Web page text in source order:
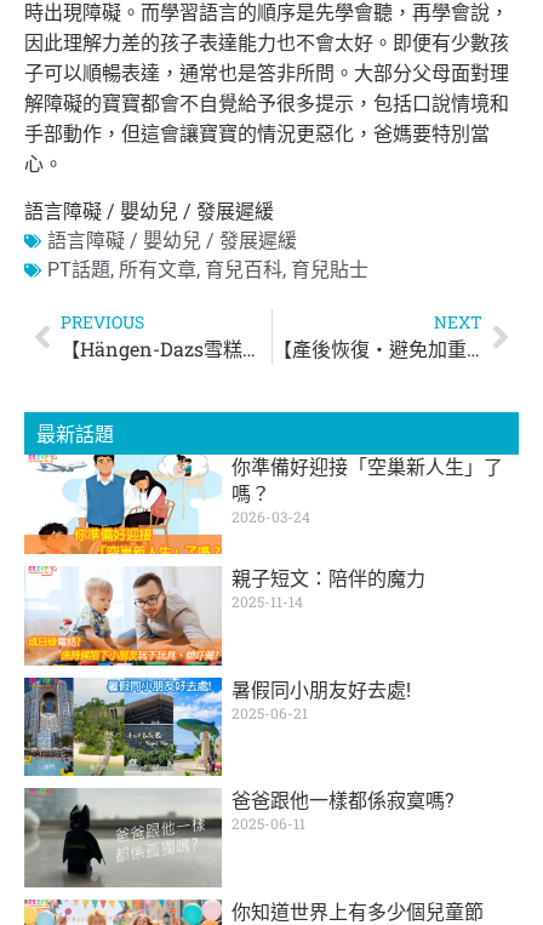
時出現障礙。 而學習語言的順序是先學會聽，再學會說，
因此理解力差的孩子表達能力也不會太好。即便有少數孩
子可以順暢表達，通常也是答非所問。大部分父母面對理
解障礙的寶寶都會不自覺給予很多提示，包括口說情境和
手部動作， 但這會讓寶寶的情況更惡化，爸媽要特別當
心。
語言障礙 / 嬰幼兒 / 發展遲緩
語言障礙 / 嬰幼兒 / 發展遲緩
PT話題, 所有文章, 育兒百科, 育兒貼士
PREVIOUS
【Hängen-Dazs雪糕限時買一送一】
NEXT
【產後恢復‧避免加重產傷】
最新話題
你準備好迎接「空巢新人生」了
嗎？
2026-03-24
親子短文：陪伴的魔力
2025-11-14
暑假同小朋友好去處!
2025-06-21
爸爸跟他一樣都係寂寞嗎?
2025-06-11
你知道世界上有多少個兒童節